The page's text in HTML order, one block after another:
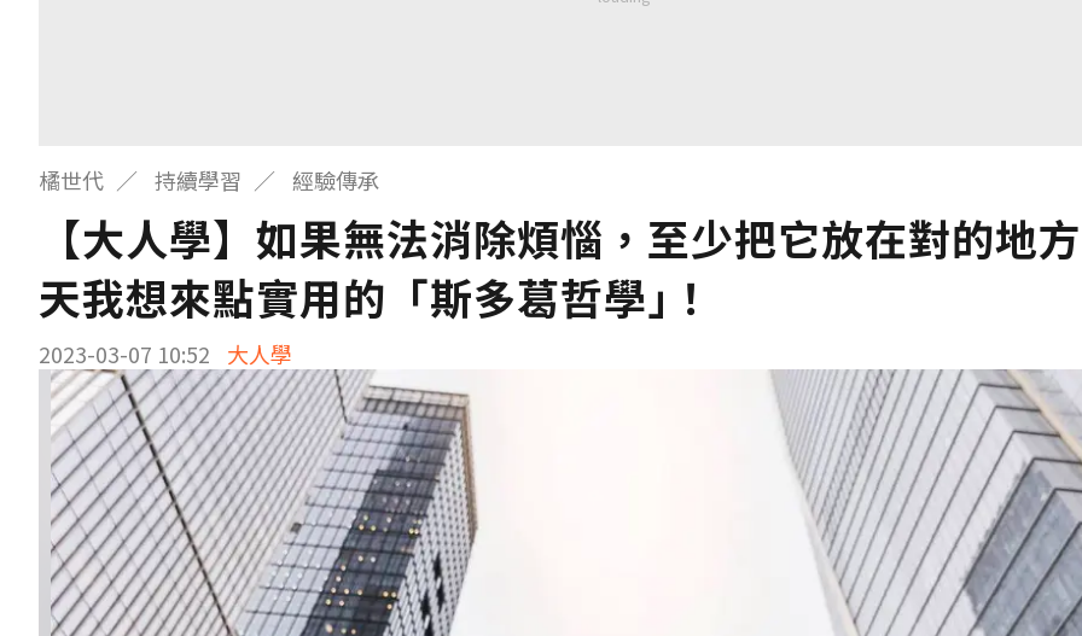
橘世代 持續學習 經驗傳承
【大人學】如果無法消除煩惱，至少把它放在對的地
天我想來點實用的「斯多葛哲學｣！
2023-03-07 10:52 大人學